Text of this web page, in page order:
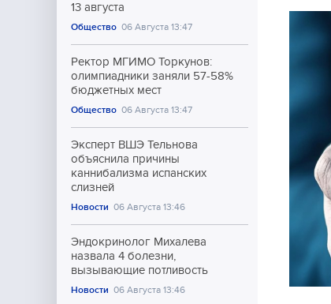
13 августа
Общество 06 Августа 13:47
Ректор МГИМО Торкунов:
олимпиадники заняли 57-58%
бюджетных мест
Общество 06 Августа 13:47
Эксперт ВШЭ Тельнова
объяснила причины
каннибализма испанских
слизней
Новости 06 Августа 13:46
Эндокринолог Михалева
назвала 4 болезни,
вызывающие потливость
Новости 06 Августа 13:46